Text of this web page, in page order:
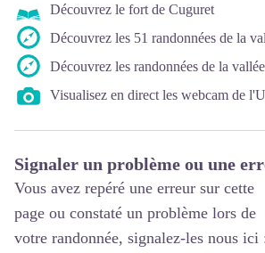
Découvrez le fort de Cuguret
Découvrez les 51 randonnées de la
Découvrez les randonnées de la
Visualisez en direct les webcam de
Signaler un problème ou une
Vous avez repéré une erreur sur cette
page ou constaté un problème lors de
votre randonnée, signalez-les nous ici